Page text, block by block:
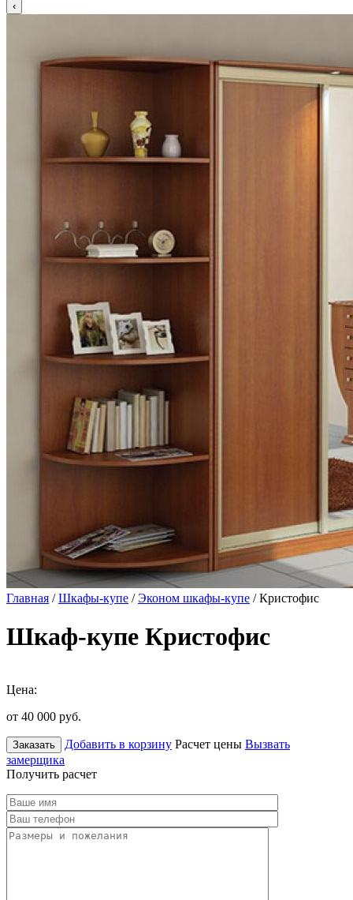
Главная /Шкафы-купе /Эконом шкафы-купе / Кристофис
Шкаф-купе Кристофис
Цена:
от 40 000 руб.
Заказать Добавить в корзину Расчет цены Вызвать
замерщика
Получить расчет